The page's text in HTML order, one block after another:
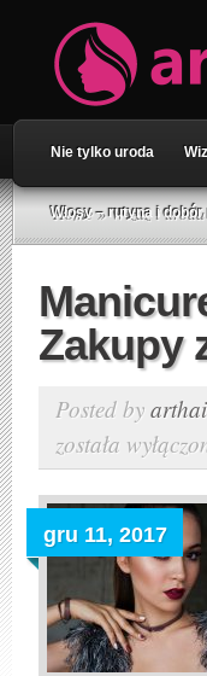
Nie tylko uroda
Włosy – rutyna i
Home»Wizaż i uroda
Zakupy
Posted by
została
gru 11, 2017